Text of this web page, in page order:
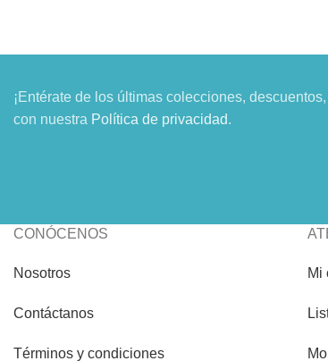
¡Entérate de los últimas colecciones,
con nuestra Política de privacidad.
CONÓCENOS
Nosotros
Contáctanos
Términos y condiciones
Mi